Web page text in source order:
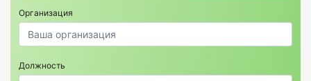
Организация
Должность